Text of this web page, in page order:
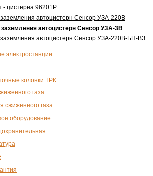
- цистерна 96201Р
заземления автоцистерн Сенсор УЗА-220В
заземления автоцистерн Сенсор УЗА-3В
заземления автоцистерн Сенсор УЗА-220В-БП-ВЗ
электростанции
колонки ТРК
газа
сжиженного газа
оборудование